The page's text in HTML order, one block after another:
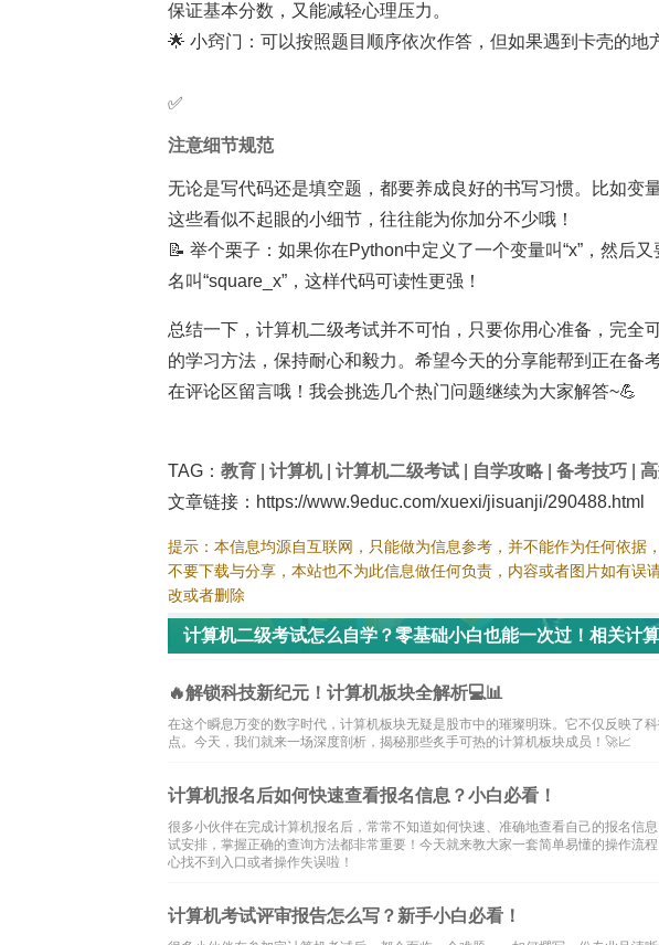
保证基本分数，又能减轻心理压力。
🌟 小窍门：可以按照题目顺序依次作答，但如果遇到卡壳的地
✅
注意细节规范
无论是写代码还是填空题，都要养成良好的书写习惯。比如变
这些看似不起眼的小细节，往往能为你加分不少哦！
📝 举个栗子：如果你在Python中定义了一个变量叫“x”，然后
名叫“square_x”，这样代码可读性更强！
总结一下，计算机二级考试并不可怕，只要你用心准备，完全
的学习方法，保持耐心和毅力。希望今天的分享能帮到正在备
在评论区留言哦！我会挑选几个热门问题继续为大家解答~💪
TAG： 教育 计算机| 计算机二级考试 自学攻略 备考技巧
文章链接：https://www.9educ.com/xuexi/jisuanji/290488.html
提示：本信息均源自互联网，只能做为信息参考，并不能作为任何依据
不要下载与分享，本站也不为此信息做任何负责，内容或者图片如有误
改或者删除
计算机二级考试怎么自学？零基础小白也能一次过！相关计
🔥解锁科技新纪元！计算机板块全解析💻📊
在这个瞬息万变的数字时代，计算机板块无疑是股市中的璀璨明珠。它不仅反映了
点。今天，我们就来一场深度剖析，揭秘那些炙手可热的计算机板块成员！🚀📈
计算机报名后如何快速查看报名信息？小白必看！
很多小伙伴在完成计算机报名后，常常不知道如何快速、准确地查看自己的报名信
试安排，掌握正确的查询方法都非常重要！今天就来教大家一套简单易懂的操作流
心找不到入口或者操作失误啦！
计算机考试评审报告怎么写？新手小白必看！